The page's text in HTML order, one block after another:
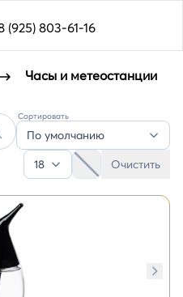
(925) 803-61-16
Часы и метеостанции
Сортировать
По умолчанию
18
Очистить